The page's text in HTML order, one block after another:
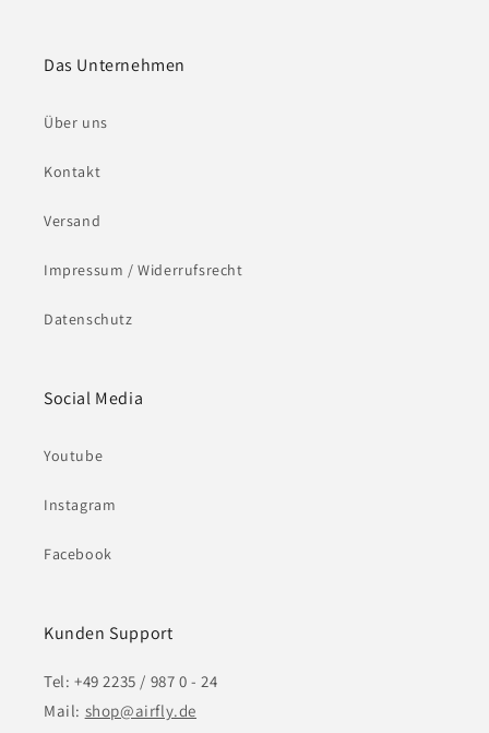
Das Unternehmen
Über uns
Kontakt
Versand
Impressum / Widerrufsrecht
Datenschutz
Social Media
Youtube
Instagram
Facebook
Kunden Support
Tel: +49 2235 / 987 0 - 24
Mail: shop@airfly.de